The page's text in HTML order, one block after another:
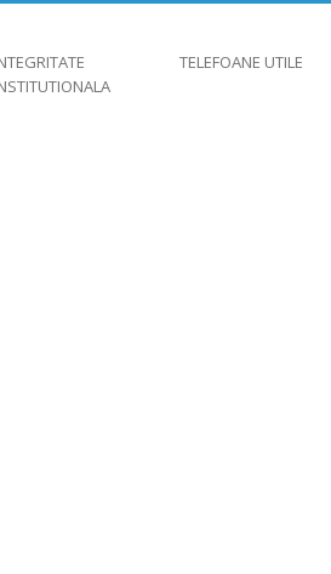
TELEFOANE UTILE